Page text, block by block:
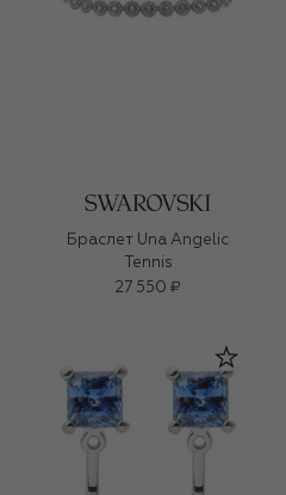
Браслет Una Angelic
Tennis
27 550 ₽